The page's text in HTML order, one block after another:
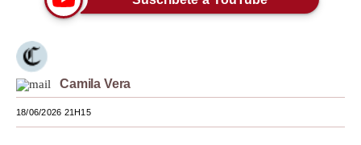
EEUU
México
España
Internacional
Camila Vera
18/06/2026 21H15